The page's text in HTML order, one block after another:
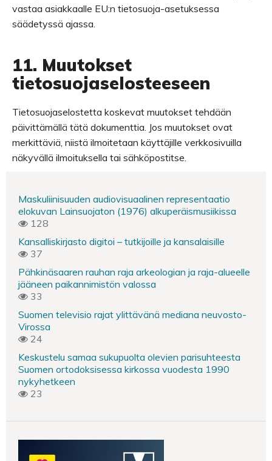
vastaa asiakkaalle EU:n tietosuoja-asetuksessa
säädetyssä ajassa.
11. Muutokset
tietosuojaselosteeseen
Tietosuojaselostetta koskevat muutokset tehdään
päivittämällä tätä dokumenttia. Jos muutokset ovat
merkittäviä, niistä ilmoitetaan käyttäjille verkkosivuilla
näkyvällä ilmoituksella tai sähköpostitse.
Maskuliinisuuden audiovisuaalinen representaatio
elokuvan Lainsuojaton (1976) alkuperäismusiikissa
128
Kansalliskirjasto digitoi – tutkijoille ja kansalaisille
37
Pähkinäsaaren rauhan raja arkeologian ja raja-alueelle
jääneen paikannimistön valossa
33
Suomen televisio rajat ylittävänä mediana neuvosto-
Virossa
24
Keskustelu samaa sukupuolta olevien parisuhteesta
Suomen ortodoksisessa kirkossa vuodesta 1990
nykyhetkeen
23